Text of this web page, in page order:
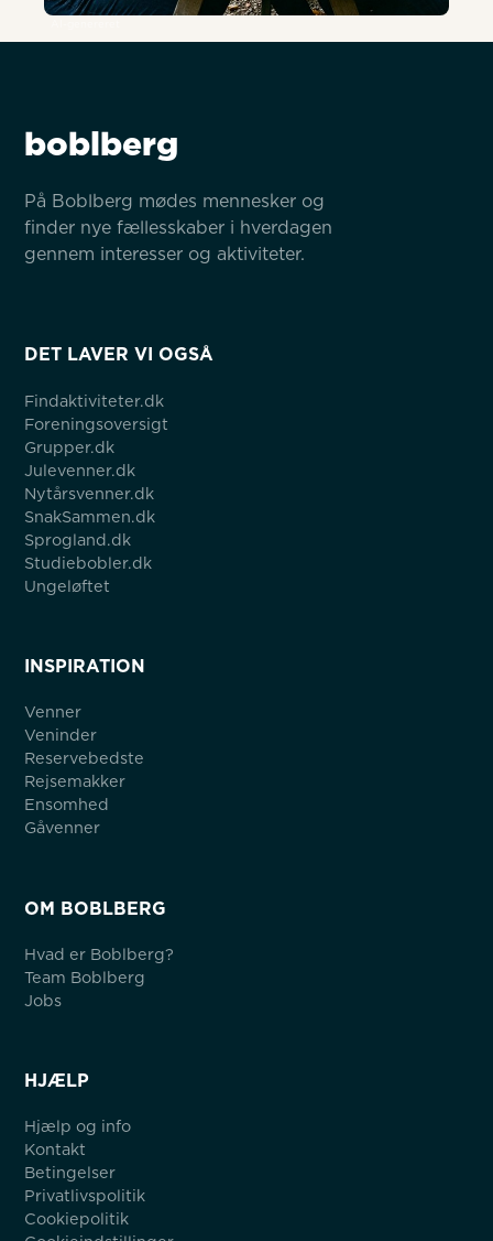
boblberg
På Boblberg mødes mennesker og
finder nye fællesskaber i hverdagen
gennem interesser og aktiviteter.
DET LAVER VI OGSÅ
Findaktiviteter.dk
Foreningsoversigt
Grupper.dk
Julevenner.dk
Nytårsvenner.dk
SnakSammen.dk
Sprogland.dk
Studiebobler.dk
Ungeløftet
INSPIRATION
Venner
Veninder
Reservebedste
Rejsemakker
Ensomhed
Gåvenner
OM BOBLBERG
Hvad er Boblberg?
Team Boblberg
Jobs
HJÆLP
Hjælp og info
Kontakt
Betingelser
Privatlivspolitik
Cookiepolitik